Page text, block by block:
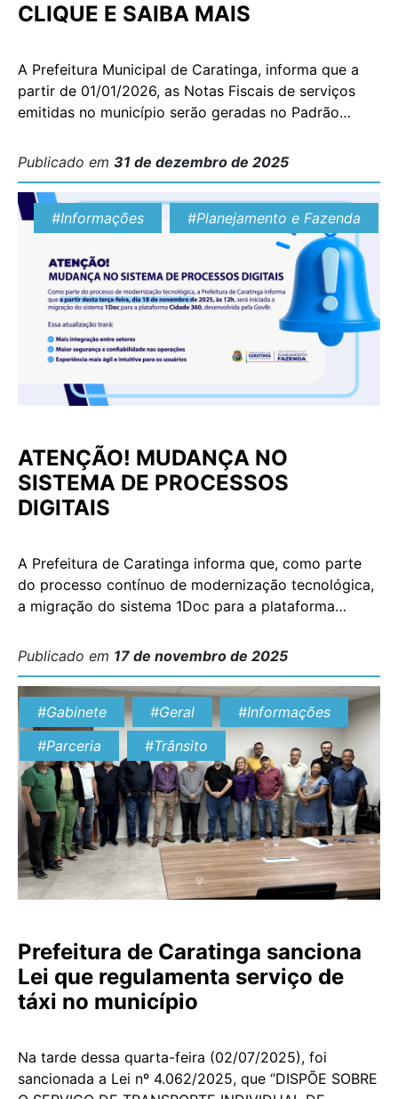
CLIQUE E SAIBA MAIS
A Prefeitura Municipal de Caratinga, informa que a
partir de 01/01/2026, as Notas Fiscais de serviços
emitidas no município serão geradas no Padrão
todos os municípios do país. As Notas continuarão
contribuintes utilizarão o atual acesso no sistema
municipal para a […]
Publicado em 31 de dezembro de 2025
ATENÇÃO! MUDANÇA NO
SISTEMA DE PROCESSOS
DIGITAIS
A Prefeitura de Caratinga informa que, como parte
do processo contínuo de modernização tecnológica,
a migração do sistema 1Doc para a plataforma
no dia 18 de novembro de 2025, às 12h. A nova
processos administrativos e oferecer uma
experiência mais eficiente […]
Publicado em 17 de novembro de 2025
#Informações #Planejamento e Fazenda
Prefeitura de Caratinga sanciona
Lei que regulamenta serviço de
táxi no município
Na tarde dessa quarta-feira (02/07/2025), foi
sancionada a Lei nº 4.062/2025, que “DISPÕE SOBRE
#Gabinete #Geral
#Informações
#Parceria
#Trânsito